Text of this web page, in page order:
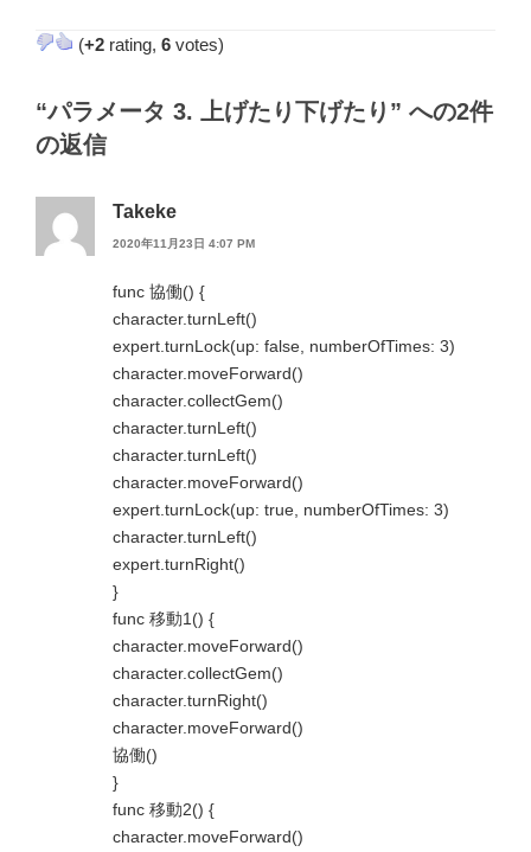
リ(+2 rating, 6 votes)
“パラメータ 3. 上げたり下げたり” への2件
の返信
Takeke
2020年11月23日 4:07 PM
func 協働() {
character.turnLeft()
expert.turnLock(up: false, numberOfTimes: 3)
character.moveForward()
character.collectGem()
character.turnLeft()
character.turnLeft()
character.moveForward()
expert.turnLock(up: true, numberOfTimes: 3)
character.turnLeft()
expert.turnRight()
}
func 移動1() {
character.moveForward()
character.collectGem()
character.turnRight()
character.moveForward()
協働()
}
func 移動2() {
character.moveForward()